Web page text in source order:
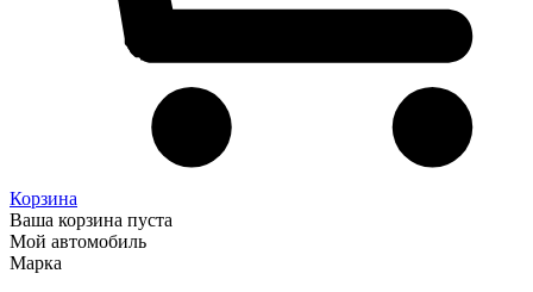
Корзина
Ваша корзина пуста
Мой автомобиль
Марка